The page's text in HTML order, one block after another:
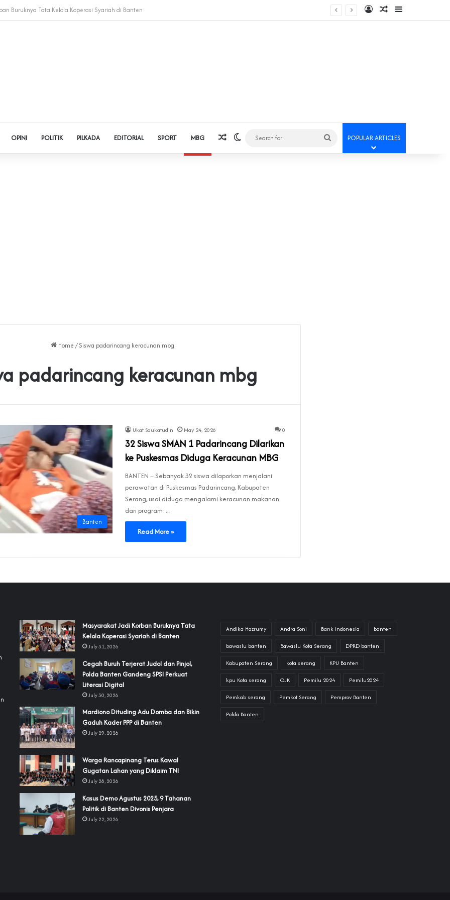
Judol dan Pinjol, Polda Banten Gandeng SPSI Perkuat Literasi Digital Log InRandom Article
Sidebar
OPINI POLITIK PILKADA EDITORIAL SPORT MBG Random Article
Switch skin
Search
for
POPULAR ARTICLES
Home / Siswa padarincang keracunan mbg
padarincang keracunan mbg
Banten
Ukat Saukatudin May 24, 2026 0
‎32 Siswa SMAN 1 Padarincang Dilarikan
ke Puskesmas Diduga Keracunan MBG
‎‎BANTEN – Sebanyak 32 siswa dilaporkan menjalani
perawatan di Puskesmas Padarincang, Kabupaten
Serang, usai diduga mengalami keracunan makanan
dari program…
Read More »
‎Masyarakat Jadi Korban Buruknya Tata
Kelola Koperasi Syariah di Banten
July 31, 2026
Cegah Buruh Terjerat Judol dan Pinjol,
Polda Banten Gandeng SPSI Perkuat
Literasi Digital
July 30, 2026
‎Mardiono Dituding Adu Domba dan Bikin
Gaduh Kader PPP di Banten
July 29, 2026
‎Warga Rancapinang Terus Kawal
Gugatan Lahan yang Diklaim TNI‎‎
July 28, 2026
‎Kasus Demo Agustus 2025, 9 Tahanan
Politik di Banten Divonis Penjara
July 22, 2026
Andika Hazrumy Andra Soni Bank Indonesia banten
bawaslu banten Bawaslu Kota Serang DPRD banten
Kabupaten Serang kota serang KPU Banten
kpu Kota serang OJK Pemilu 2024 Pemilu2024
Pemkab serang Pemkot Serang Pemprov Banten
Polda Banten